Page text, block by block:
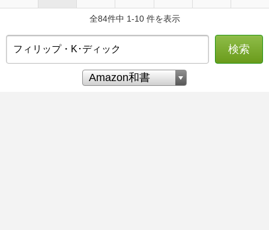
全84件中 1-10 件を表示
検索